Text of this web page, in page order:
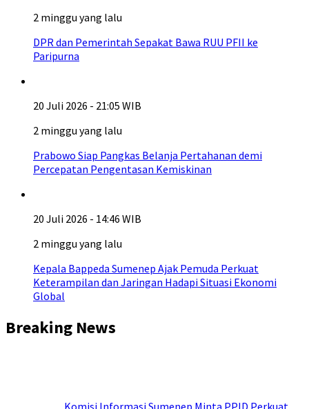
2 minggu yang lalu
DPR dan Pemerintah Sepakat Bawa RUU PFII ke
Paripurna
20 Juli 2026 - 21:05 WIB
2 minggu yang lalu
Prabowo Siap Pangkas Belanja Pertahanan demi
Percepatan Pengentasan Kemiskinan
20 Juli 2026 - 14:46 WIB
2 minggu yang lalu
Kepala Bappeda Sumenep Ajak Pemuda Perkuat
Keterampilan dan Jaringan Hadapi Situasi Ekonomi
Global
Breaking News
Komisi Informasi Sumenep Minta PPID Perkuat